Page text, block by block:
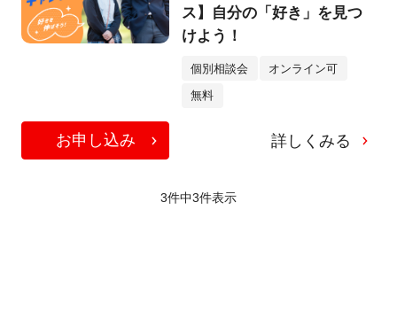
ス】自分の「好き」を見つ
けよう！
個別相談会 オンライン可
無料
お申し込み 詳しくみる
3件中3件表示